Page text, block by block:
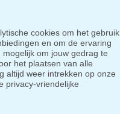
cookies om het gebruik
en om de ervaring
om jouw gedrag te
het plaatsen van alle
altijd weer intrekken op onze
privacy-vriendelijke